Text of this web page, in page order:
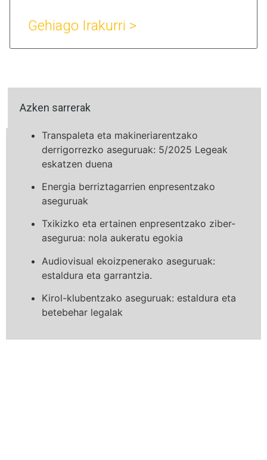
Gehiago Irakurri >
Azken sarrerak
Transpaleta eta makineriarentzako
derrigorrezko aseguruak: 5/2025 Legeak
eskatzen duena
Energia berriztagarrien enpresentzako
aseguruak
Txikizko eta ertainen enpresentzako ziber-
asegurua: nola aukeratu egokia
Audiovisual ekoizpenerako aseguruak:
estaldura eta garrantzia.
Kirol-klubentzako aseguruak: estaldura eta
betebehar legalak